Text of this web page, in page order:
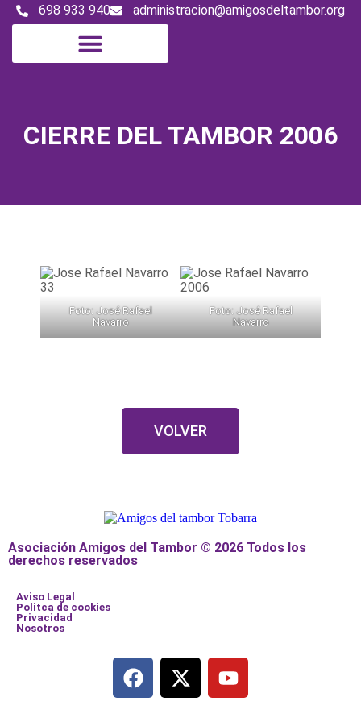
698 933 940 administracion@amigosdeltambor.org
CIERRE DEL TAMBOR 2006
Foto: José Rafael
Navarro
Foto: José Rafael
Navarro
VOLVER
Asociación Amigos del Tambor © 2026 Todos los
derechos reservados
Aviso Legal
Politca de cookies
Privacidad
Nosotros